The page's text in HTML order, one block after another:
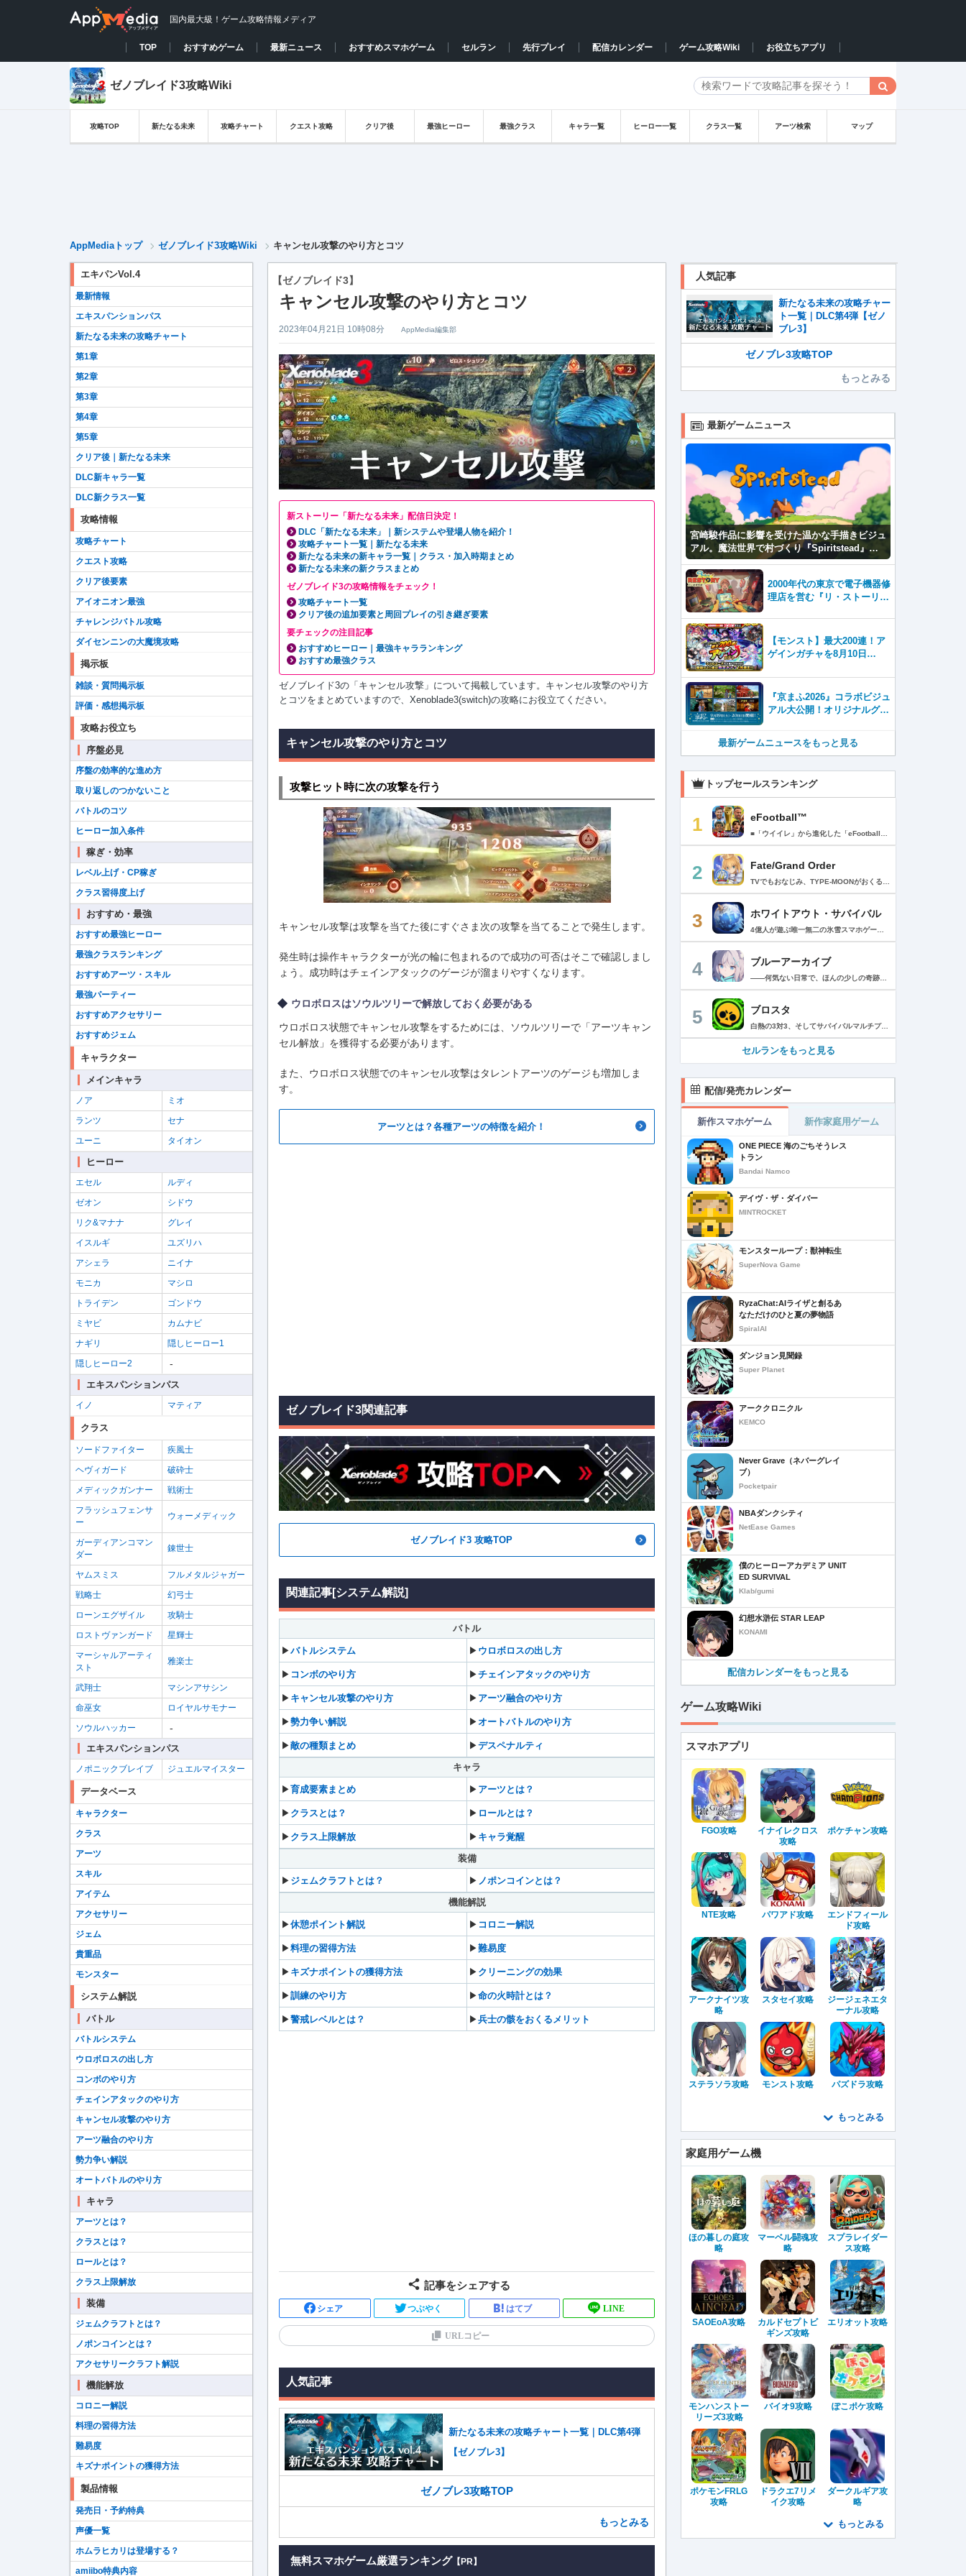
国内最大級！ゲーム攻略情報メディア
TOP おすすめゲーム 最新ニュース おすすめスマホゲーム セルラン 先行プレイ 配信カレンダー ゲーム攻略Wiki お役立ちアプリ
ゼノブレイド3攻略Wiki
攻略TOP 新たなる未来 攻略チャート クエスト攻略 クリア後 最強ヒーロー 最強クラス キャラ一覧 ヒーロー一覧 クラス一覧 アーツ検索 マップ
AppMediaトップ ゼノブレイド3攻略Wiki キャンセル攻撃のやり方とコツ
【ゼノブレイド3】
キャンセル攻撃のやり方とコツ
2023年04月21日 10時08分 AppMedia編集部
新ストーリー「新たなる未来」配信日決定！
DLC「新たなる未来」｜新システムや登場人物を紹介！
攻略チャート一覧｜新たなる未来
新たなる未来の新キャラ一覧｜クラス・加入時期まとめ
新たなる未来の新クラスまとめ
ゼノブレイド3の攻略情報をチェック！
攻略チャート一覧
クリア後の追加要素と周回プレイの引き継ぎ要素
要チェックの注目記事
おすすめヒーロー｜最強キャラランキング
おすすめ最強クラス
ゼノブレイド3の「キャンセル攻撃」について掲載しています。キャンセル攻撃のやり方
とコツをまとめていますので、Xenoblade3(switch)の攻略にお役立てください。
キャンセル攻撃のやり方とコツ
攻撃ヒット時に次の攻撃を行う
キャンセル攻撃は攻撃を当てた後にすぐさま次の攻撃を当てることで発生します。
発生時は操作キャラクターが光の輪に包まれるので成功の可否はそこで確認しまし
ょう。成功時はチェインアタックのゲージが溜まりやすくなります。
ウロボロスはソウルツリーで解放しておく必要がある
ウロボロス状態でキャンセル攻撃をするためには、ソウルツリーで「アーツキャン
セル解放」を獲得する必要があります。
また、ウロボロス状態でのキャンセル攻撃はタレントアーツのゲージも増加しま
す。
アーツとは？各種アーツの特徴を紹介！
ゼノブレイド3関連記事
ゼノブレイド3 攻略TOP
関連記事[システム解説]
バトル
▶︎バトルシステム ▶︎ ウロボロスの出し方
▶︎ コンボのやり方 ▶︎チェインアタックのやり方
▶︎ キャンセル攻撃のやり方 ▶︎ アーツ融合のやり方
▶︎勢力争い解説 ▶︎オートバトルのやり方
▶︎敵の種類まとめ ▶︎デスペナルティ
キャラ
▶︎育成要素まとめ ▶︎ アーツとは？
▶︎ クラスとは？ ▶︎ ロールとは？
▶︎ クラス上限解放 ▶︎ キャラ覚醒
装備
▶︎ ジェムクラフトとは？ ▶︎ ノポンコインとは？
機能解説
▶︎休憩ポイント解説 ▶︎ コロニー解説
▶︎料理の習得方法 ▶︎難易度
▶︎ キズナポイントの獲得方法 ▶︎ クリーニングの効果
▶︎訓練のやり方 ▶︎命の火時計とは？
▶︎警戒レベルとは？ ▶︎兵士の骸をおくるメリット
記事をシェアする
シェア つぶやく はてブ LINE
URLコピー
人気記事
新たなる未来の攻略チャート一覧｜DLC第4弾
【ゼノブレ3】
ゼノブレ3攻略TOP
もっとみる
無料スマホゲーム厳選ランキング 【PR】
エキパンVol.4
最新情報
エキスパンションパス
新たなる未来の攻略チャート
第1章
第2章
第3章
第4章
第5章
クリア後｜新たなる未来
DLC新キャラ一覧
DLC新クラス一覧
攻略情報
攻略チャート
クエスト攻略
クリア後要素
アイオニオン最強
チャレンジバトル攻略
ダイセンニンの大魔境攻略
掲示板
雑談・質問掲示板
評価・感想掲示板
攻略お役立ち
序盤必見
序盤の効率的な進め方
取り返しのつかないこと
バトルのコツ
ヒーロー加入条件
稼ぎ・効率
レベル上げ・CP稼ぎ
クラス習得度上げ
おすすめ・最強
おすすめ最強ヒーロー
最強クラスランキング
おすすめアーツ・スキル
最強パーティー
おすすめアクセサリー
おすすめジェム
キャラクター
メインキャラ
ノア
ミオ
ランツ
セナ
ユーニ
タイオン
ヒーロー
エセル
ルディ
ゼオン
シドウ
リク&マナナ
グレイ
イスルギ
ユズリハ
アシェラ
ニイナ
モニカ
マシロ
トライデン
ゴンドウ
ミヤビ
カムナビ
ナギリ
隠しヒーロー1
隠しヒーロー2
-
エキスパンションパス
イノ マティア
クラス
ソードファイター
疾風士
ヘヴィガード
破砕士
メディックガンナー
戦術士
フラッシュフェンサ
ー
ウォーメディック
ガーディアンコマン
ダー
錬世士
ヤムスミス
フルメタルジャガー
戦略士
幻弓士
ローンエグザイル
攻騎士
ロストヴァンガード
星輝士
マーシャルアーティ
スト
雅楽士
武翔士
マシンアサシン
命巫女
ロイヤルサモナー
ソウルハッカー
-
エキスパンションパス
ノポニックブレイブ ジュエルマイスター
データベース
キャラクター
クラス
アーツ
スキル
アイテム
アクセサリー
ジェム
貴重品
モンスター
システム解説
バトル
バトルシステム
ウロボロスの出し方
コンボのやり方
チェインアタックのやり方
キャンセル攻撃のやり方
アーツ融合のやり方
勢力争い解説
オートバトルのやり方
キャラ
アーツとは？
クラスとは？
ロールとは？
クラス上限解放
装備
ジェムクラフトとは？
ノポンコインとは？
アクセサリークラフト解説
機能解放
コロニー解説
料理の習得方法
難易度
キズナポイントの獲得方法
製品情報
発売日・予約特典
声優一覧
ホムラヒカリは登場する？
amiibo特典内容
人気記事
新たなる未来の攻略チャー
ト一覧｜DLC第4弾【ゼノ
ブレ3】
ゼノブレ3攻略TOP
もっとみる
最新ゲームニュース
宮崎駿作品に影響を受けた温かな手描きビジュ
アル。魔法世界で村づくり『Spiritstead』本
日発売
2000年代の東京で電子機器修
理店を営む『リ・ストーリ
y)』本日Steamで配信開始
【モンスト】最大200連！ア
ゲインガチャを8月10日
『京まふ2026』コラボビジュ
アル大公開！オリジナルグッ
最新ゲームニュースをもっと見る
トップセールスランキング
1 eFootball™
2 Fate/Grand Order
3 ホワイトアウト・サバイバル
4 ブルーアーカイブ
5 ブロスタ
白熱の3対3、そしてサバイバルマルチプレイを楽しめるモバイルゲーム！3分間で展開する様々なゲームモード… 友達と共闘するもよし、一人で戦うもよし。 強力な必殺技や特殊能力を持ったキャラクターを入手して、アップグレードしましょう。ユニークなスキンを集めれば、戦場でひときわ目立つこと間違いなし！ブロスタワールドの不思議なステージで、バトルを繰り広げましょう！ ブロスタは無料でダウンロードおよびプレイが可能ですが、一部のゲーム内アイテムを有料で購入いただくことも可能です（ランダムなアイテムを含む）。ゲーム内アイテムの有料購入を希望しない場合は、デバイスの設定からアプリ内課金を無効にしてください。 様々なゲームモードで戦おう エメラルドハント（3対3）：チームの仲間と共に敵チームに勝利！エメラルドを10個集めたら最後まで守り抜きましょう。倒されるとエメラルドも失います。 バトルロイヤル（ソロ/デュオ）：生き残りをかけたサバイバルモード。キャラクターのパワーアップを集めましょう。デュオまたはソロモードを選んだら、大混乱の戦場で最後まで生き延びた者が勝者となります。そして勝者がすべてを独り占めします！ ブロストライカー（3対3）：ひと味違うゲームモードです！サッカーの腕試しといきましょう。先に2ゴールを決めたチームが勝利します。なおレッドカードはありませんので、激しいバトルにご注意ください。 賞金稼ぎ（3対3）：敵を倒して星を獲得！自分の星も守り抜きましょう。より多くの星を集めたチームの勝利です。 強奪（3対3）：チームの金庫を守りながら、敵チームの金庫の破壊を目指します。ひっそりと前進したら、豪快にお宝までの道を切り拓きましょう！ 特別イベント：期間限定の特別な対人および対CPUゲームモードです。 チャンピオンシップチャレンジ：ブロスタのゲーム内予選に参加して、eスポーツの世界に飛び込みましょう！ キャラクターのアンロックとアップグレード 強力な必殺技や特殊能力を持ったキャラクターを集めて、アップグレードしましょう。キャラクターを強化して、ユニークなスキンを集めましょう。 ブロスタパス クエストやブロスタボックス、エメラルド、ピンズ、そしてブロスタパス限定スキンなど、特典が盛りだくさん！シーズンごとに特典は変わります。 MVPプレイヤーになろう ローカルのランキングを駆け上がり、あなたの強さを証明しましょう！ どんな時も進化しよう 新たなキャラクターやスキン、マップ、特別イベント、ゲームモードを探し求めましょう。 特徴： 3対3のリアルタイム対戦で世界中のプレイヤーとバトル 白熱のモバイル向けサバイバルマルチプレイ 独自の攻撃や必殺技を持った、強力な新キャラクターをアンロック 日々入れ替わるイベントとゲームモード バトルは一人でも、フレンドと一緒でもプレイ可能 グローバルまたはローカルのランキングを駆け上がろう 仲間とクラブを結成したり参加したりして、情報交換しながら共に戦おう スキンをアンロックしてキャラクターをカスタマイズ プレイヤーが作った攻略の難しい新マップ クラッシュ・オブ・クラン、クラッシュ・ロワイヤル、ブーム・ビーチの制作会社がお届けするバトルゲーム！ サポート： サポートが必要な際は、ゲーム内の設定の「ヘルプとサポート」からご連絡いただくか、http://supercell.helpshift.com/a/brawl-stars/をご覧ください。 プライバシーポリシー： http://supercell.com/en/privacy-policy/jp/ サービス利用規約： http://supercell.com/en/terms-of-service/jp/ 保護者の皆さまへ： http://supercell.com/en/parents/jp/
セルランをもっと見る
配信/発売カレンダー
新作スマホゲーム 新作家庭用ゲーム
ONE PIECE 海のごちそうレス
トラン
Bandai Namco
デイヴ・ザ・ダイバー
MINTROCKET
モンスターループ：獣神転生
SuperNova Game
RyzaChat:AIライザと創るあ
なただけのひと夏の夢物語
SpiralAI
ダンジョン見聞録
Super Planet
アーククロニクル
KEMCO
Never Grave（ネバーグレイ
ブ）
Pocketpair
NBAダンクシティ
NetEase Games
僕のヒーローアカデミア UNIT
ED SURVIVAL
Klab/gumi
幻想水滸伝 STAR LEAP
KONAMI
配信カレンダーをもっと見る
ゲーム攻略Wiki
スマホアプリ
FGO攻略
イナイレクロス
攻略
ポケチャン攻略
NTE攻略 パワアド攻略
エンドフィール
ド攻略
アークナイツ攻
略
スタセイ攻略
ジージェネエタ
ーナル攻略
ステラソラ攻略 モンスト攻略 パズドラ攻略
もっとみる
家庭用ゲーム機
ほの暮しの庭攻
略
マーベル闘魂攻
略
スプラレイダー
ス攻略
SAOEoA攻略
カルドセプトビ
ギンズ攻略
エリオット攻略
モンハンストー
リーズ3攻略
バイオ9攻略 ぽこポケ攻略
ポケモンFRLG
攻略
ドラクエ7リメ
イク攻略
ダークルギア攻
略
もっとみる